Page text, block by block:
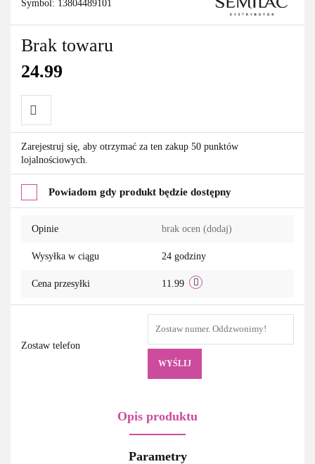
Symbol: 13804489101
Brak towaru
24.99
Do
Zarejestruj się, aby otrzymać za ten zakup 50 punktów
lojalnościowych.
Powiadom gdy produkt będzie dostępny
Opinie brak ocen (dodaj)
Wysyłka w ciągu 24 godziny
Cena przesyłki 11.99
Zostaw telefon
WYŚLIJ
Opis produktu
Parametry